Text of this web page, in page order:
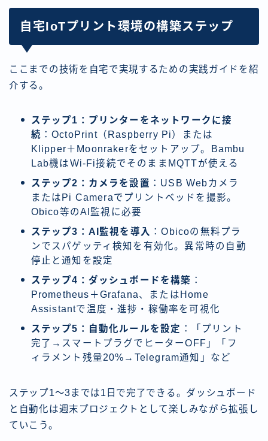
自宅IoTプリント環境の構築ステップ
ここまでの技術を自宅で実現するための実践ガイドを紹
介する。
ステップ1：プリンターをネットワークに接
続 ：OctoPrint（Raspberry Pi）または
Klipper＋Moonrakerをセットアップ。Bambu
Lab機はWi-Fi接続でそのままMQTTが使える
ステップ2：カメラを設置 ：USB Webカメラ
またはPi Cameraでプリントベッドを撮影。
Obico等のAI監視に必要
ステップ3：AI監視を導入 ：Obicoの無料プラ
ンでスパゲッティ検知を有効化。異常時の自動
停止と通知を設定
ステップ4：ダッシュボードを構築 ：
Prometheus＋Grafana、またはHome
Assistantで温度・進捗・稼働率を可視化
ステップ5：自動化ルールを設定 ：「プリント
完了→スマートプラグでヒーターOFF」「フ
ィラメント残量20%→Telegram通知」など
ステップ1〜3までは1日で完了できる。ダッシュボード
と自動化は週末プロジェクトとして楽しみながら拡張し
ていこう。